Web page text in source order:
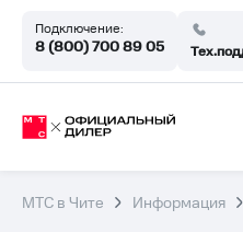
Подключение:
8 (800) 700 89 05
МТС в Чите Информация